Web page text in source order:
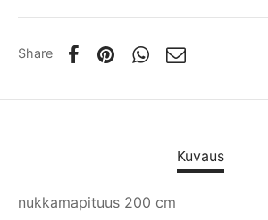
Share
Kuvaus
nukkamapituus 200 cm